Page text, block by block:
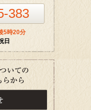
383
5時20分
日